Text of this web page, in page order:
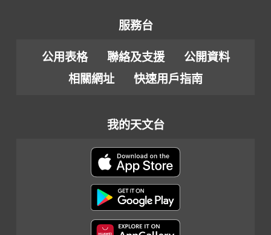
服務台
公用表格 聯絡及支援
公開資料
相關網址
快速用戶指南
我的天文台